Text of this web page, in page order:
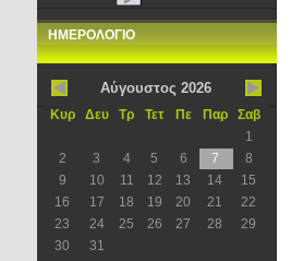
ΗΜΕΡΟΛΟΓΙΟ
Αύγουστος 2026
Κυρ Δευ Τρ Τετ Πε Παρ
Σαβ
1
2
3 4 5 6 7
8
9
10 11 12 13 14
15
16
17 18 19 20 21
22
23
24 25 26 27 28
29
30
31